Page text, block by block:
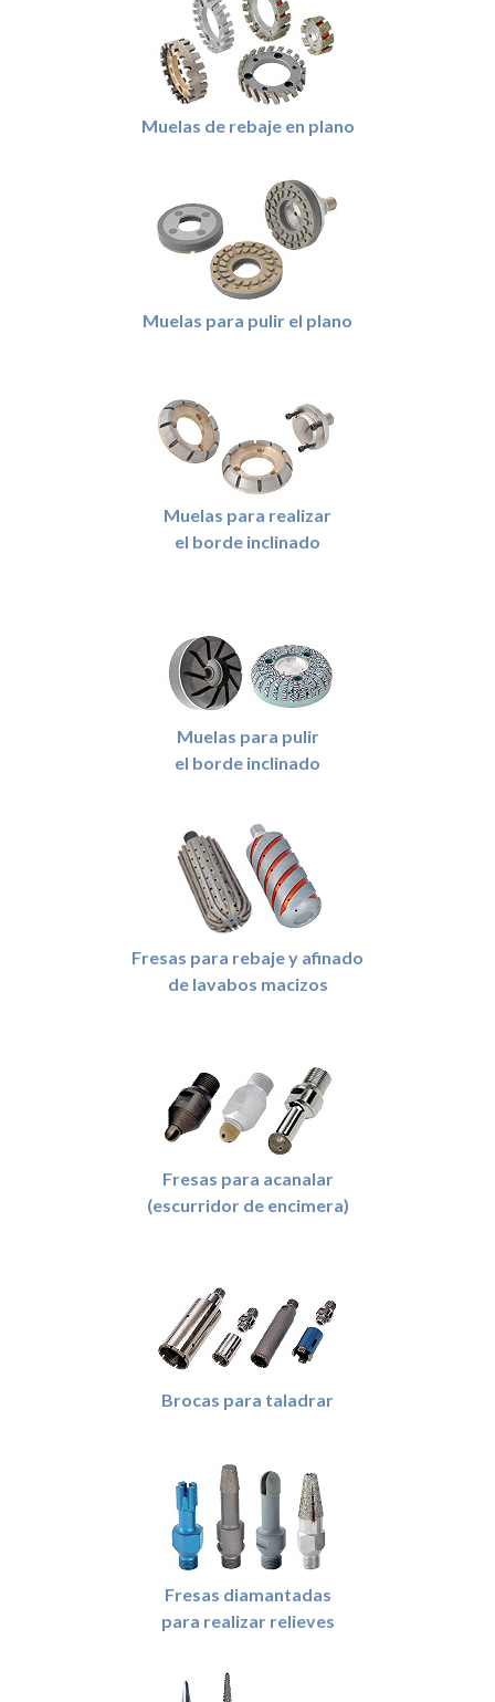
Muelas de rebaje en plano
Muelas para pulir el plano
Muelas para realizar
el borde inclinado
Muelas para pulir
el borde inclinado
Fresas para rebaje y afinado
de lavabos macizos
Fresas para acanalar
(escurridor de encimera)
Brocas para taladrar
Fresas diamantadas
para realizar relieves